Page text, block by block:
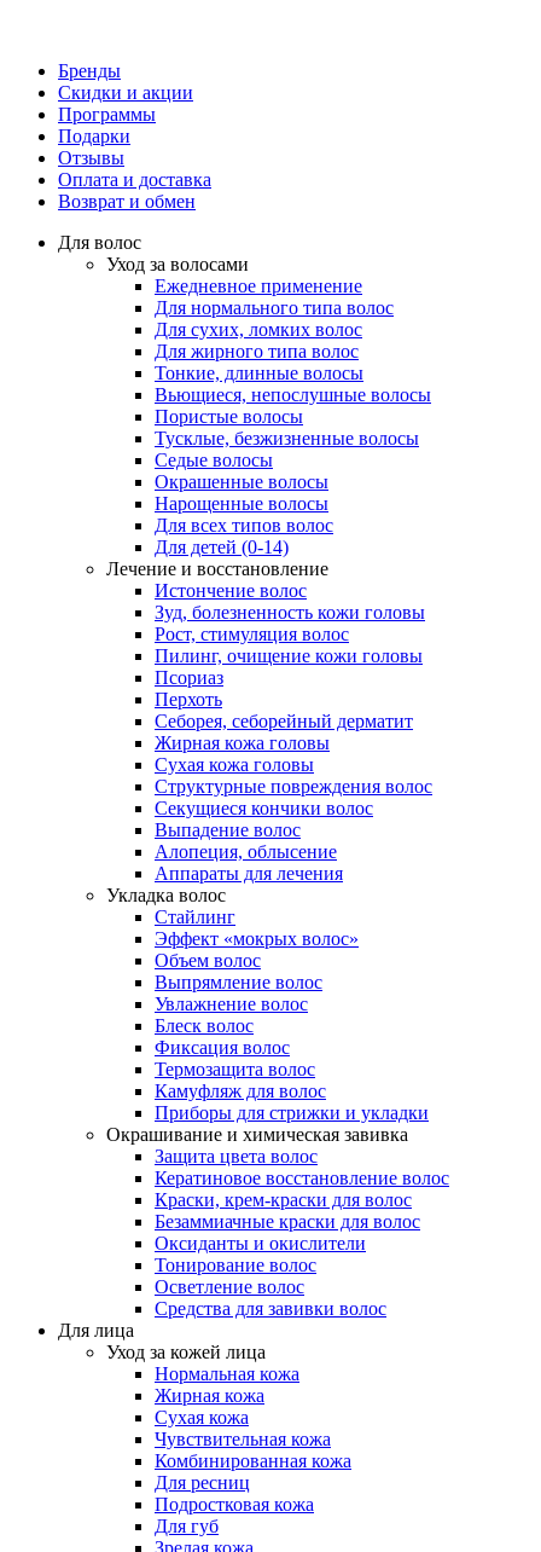
Бренды
Скидки и акции
Программы
Подарки
Отзывы
Оплата и доставка
Возврат и обмен
Для волос
Уход за волосами
Ежедневное применение
Для нормального типа волос
Для сухих, ломких волос
Для жирного типа волос
Тонкие, длинные волосы
Вьющиеся, непослушные волосы
Пористые волосы
Тусклые, безжизненные волосы
Седые волосы
Окрашенные волосы
Нарощенные волосы
Для всех типов волос
Для детей (0-14)
Лечение и восстановление
Истончение волос
Зуд, болезненность кожи головы
Рост, стимуляция волос
Пилинг, очищение кожи головы
Псориаз
Перхоть
Себорея, себорейный дерматит
Жирная кожа головы
Сухая кожа головы
Структурные повреждения волос
Секущиеся кончики волос
Выпадение волос
Алопеция, облысение
Аппараты для лечения
Укладка волос
Стайлинг
Эффект «мокрых волос»
Объем волос
Выпрямление волос
Увлажнение волос
Блеск волос
Фиксация волос
Термозащита волос
Камуфляж для волос
Приборы для стрижки и укладки
Окрашивание и химическая завивка
Защита цвета волос
Кератиновое восстановление волос
Краски, крем-краски для волос
Безаммиачные краски для волос
Оксиданты и окислители
Тонирование волос
Осветление волос
Средства для завивки волос
Для лица
Уход за кожей лица
Нормальная кожа
Жирная кожа
Сухая кожа
Чувствительная кожа
Комбинированная кожа
Для ресниц
Подростковая кожа
Для губ
Зрелая кожа